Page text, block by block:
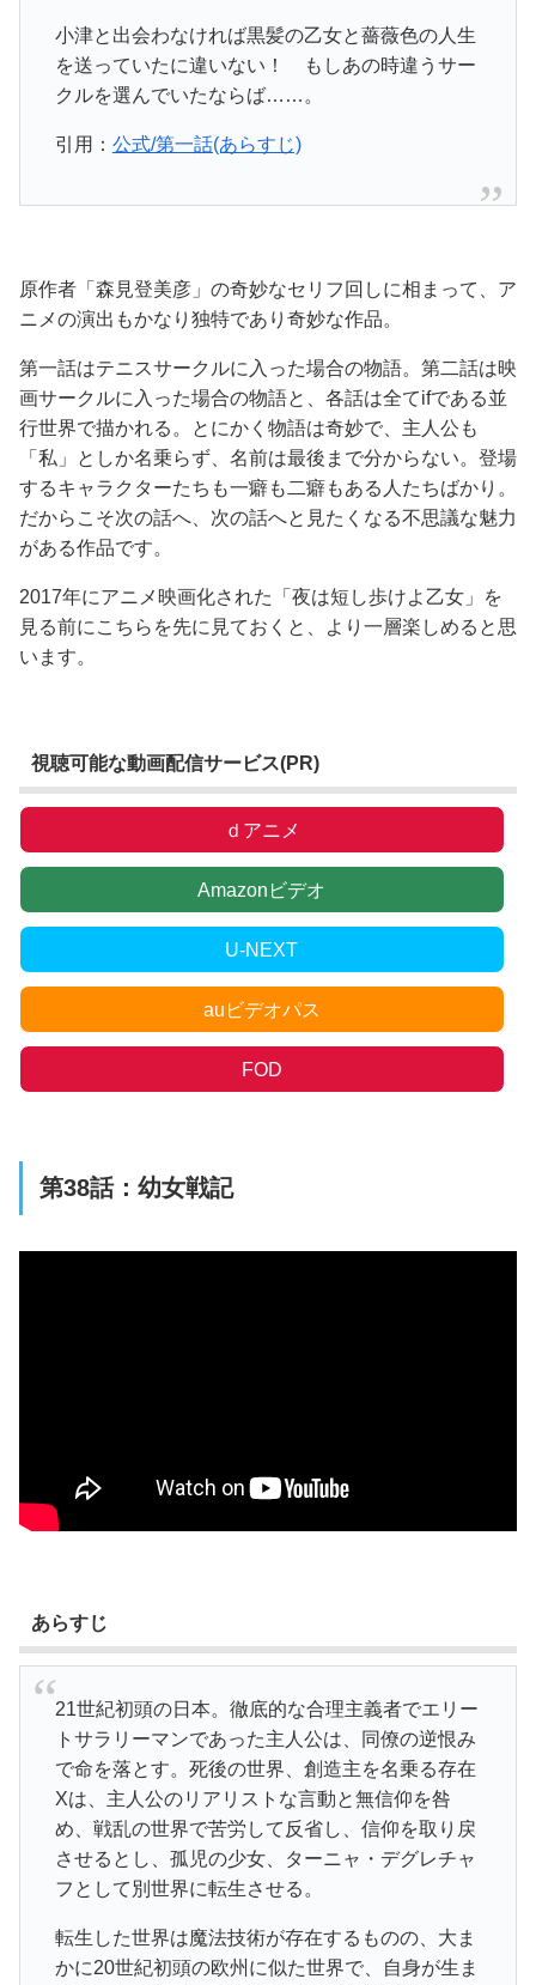
小津と出会わなければ黒髪の乙女と薔薇色の人生
を送っていたに違いない！ もしあの時違うサー
クルを選んでいたならば……。
引用： 公式/第一話(あらすじ)
原作者「森見登美彦」の奇妙なセリフ回しに相まって、ア
ニメの演出もかなり独特であり奇妙な作品。
第一話はテニスサークルに入った場合の物語。第二話は映
画サークルに入った場合の物語と、各話は全てifである並
行世界で描かれる。とにかく物語は奇妙で、主人公も
「私」としか名乗らず、名前は最後まで分からない。登場
するキャラクターたちも一癖も二癖もある人たちばかり。
だからこそ次の話へ、次の話へと見たくなる不思議な魅力
がある作品です。
2017年にアニメ映画化された「夜は短し歩けよ乙女」を
見る前にこちらを先に見ておくと、より一層楽しめると思
います。
視聴可能な動画配信サービス(PR)
ｄアニメ
Amazonビデオ
U-NEXT
auビデオパス
FOD
第38話：幼女戦記
あらすじ
21世紀初頭の日本。徹底的な合理主義者でエリー
トサラリーマンであった主人公は、同僚の逆恨み
で命を落とす。死後の世界、創造主を名乗る存在
Xは、主人公のリアリストな言動と無信仰を咎
め、戦乱の世界で苦労して反省し、信仰を取り戻
させるとし、孤児の少女、ターニャ・デグレチャ
フとして別世界に転生させる。
転生した世界は魔法技術が存在するものの、大ま
かに20世紀初頭の欧州に似た世界で、自身が生ま